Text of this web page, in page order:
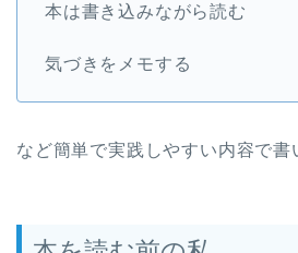
本は書き込みながら読む
気づきをメモする
など簡単で実践しやすい内容で書